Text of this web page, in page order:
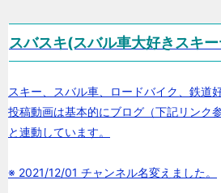
スバスキ(スバル車大好きスキ
スキー、スバル車、ロードバイク、鉄道
投稿動画は基本的にブログ（下記リンク
と連動しています。
※ 2021/12/01 チャンネル名変えました。